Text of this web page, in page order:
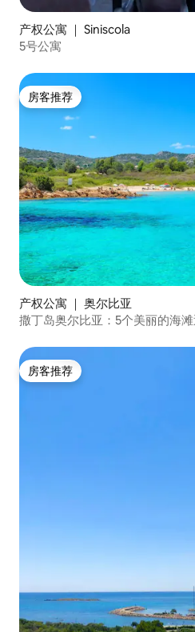
产权公寓 ｜ Siniscola
5号公寓
房客推荐
房客推荐
产权公寓 ｜ 奥尔比亚
撒丁岛奥尔比亚：5个美丽的海
房客推荐
房客推荐